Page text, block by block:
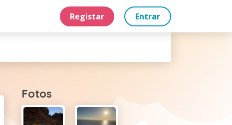
Registar Entrar
Fotos